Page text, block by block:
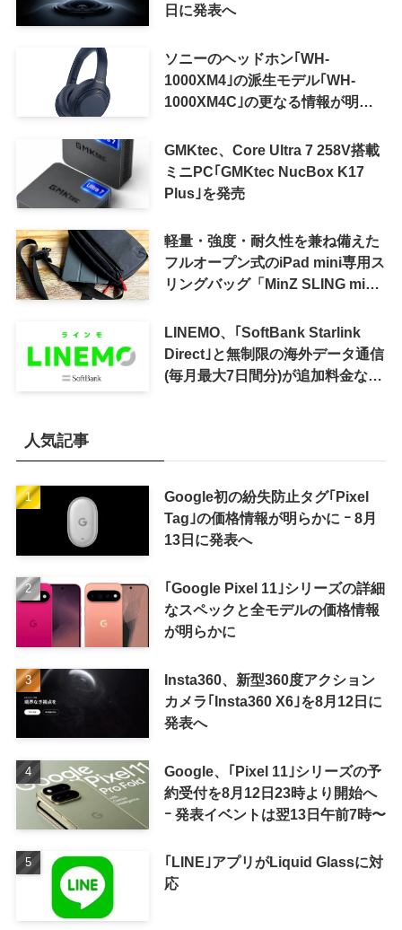
日に発表へ
ソニーのヘッドホン｢WH-
1000XM4｣の派生モデル｢WH-
1000XM4C｣の更なる情報が明ら
GMKtec、Core Ultra 7 258V搭載
ミニPC｢GMKtec NucBox K17
Plus｣を発売
軽量・強度・耐久性を兼ね備えた
フルオープン式のiPad mini専用ス
リングバッグ「MinZ SLING mini
LINEMO、｢SoftBank Starlink
Direct｣と無制限の海外データ通信
(毎月最大7日間分)が追加料金なし
人気記事
Google初の紛失防止タグ｢Pixel
Tag｣の価格情報が明らかに ｰ 8月
13日に発表へ
｢Google Pixel 11｣シリーズの詳細
なスペックと全モデルの価格情報
が明らかに
Insta360、新型360度アクション
カメラ｢Insta360 X6｣を8月12日に
発表へ
Google、｢Pixel 11｣シリーズの予
約受付を8月12日23時より開始へ
ｰ 発表イベントは翌13日午前7時〜
｢LINE｣アプリがLiquid Glassに対
応